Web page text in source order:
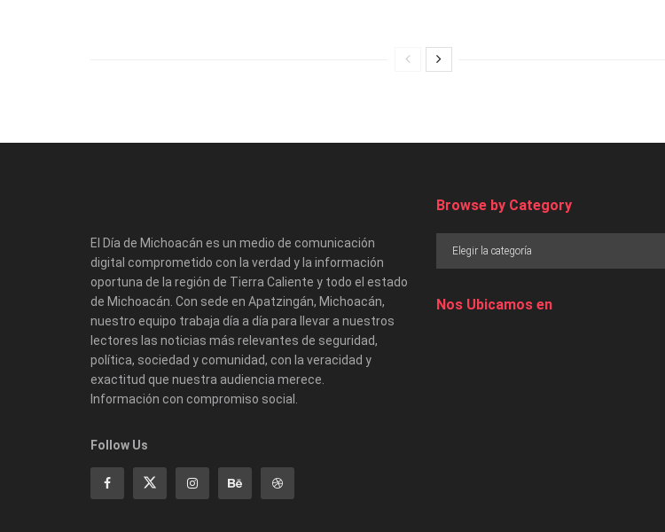
El Día de Michoacán es un medio de comunicación
digital comprometido con la verdad y la información
oportuna de la región de Tierra Caliente y todo el estado
de Michoacán. Con sede en Apatzingán, Michoacán,
nuestro equipo trabaja día a día para llevar a nuestros
lectores las noticias más relevantes de seguridad,
política, sociedad y comunidad, con la veracidad y
exactitud que nuestra audiencia merece.
Información con compromiso social.
Follow Us
Browse by Category
Nos Ubicamos en